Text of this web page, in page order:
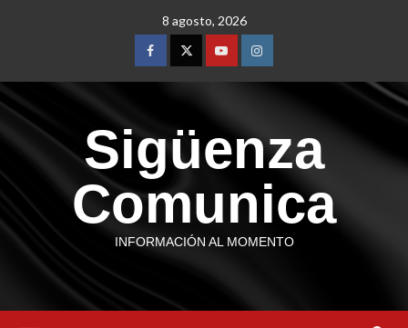
8 agosto, 2026
Sigüenza
Comunica
INFORMACIÓN AL MOMENTO